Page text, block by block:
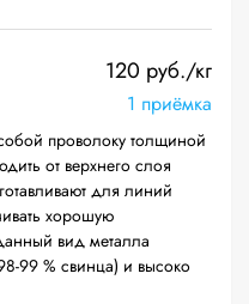
120 руб./кг
1 приёмка
проволоку толщиной
от верхнего слоя
для линий
хорошую
вид металла
99 % свинца) и высоко